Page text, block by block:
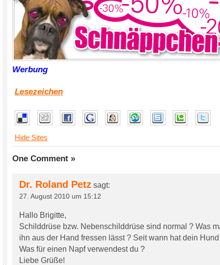
Werbung
Lesezeichen
Hide Sites
One Comment »
Dr. Roland Petz sagt:
27. August 2010 um 15:12
Hallo Brigitte,
Schilddrüse bzw. Nebenschilddrüse sind normal ? Was
ihn aus der Hand fressen lässt ? Seit wann hat dein
Was für einen Napf verwendest du ?
Liebe Grüße!